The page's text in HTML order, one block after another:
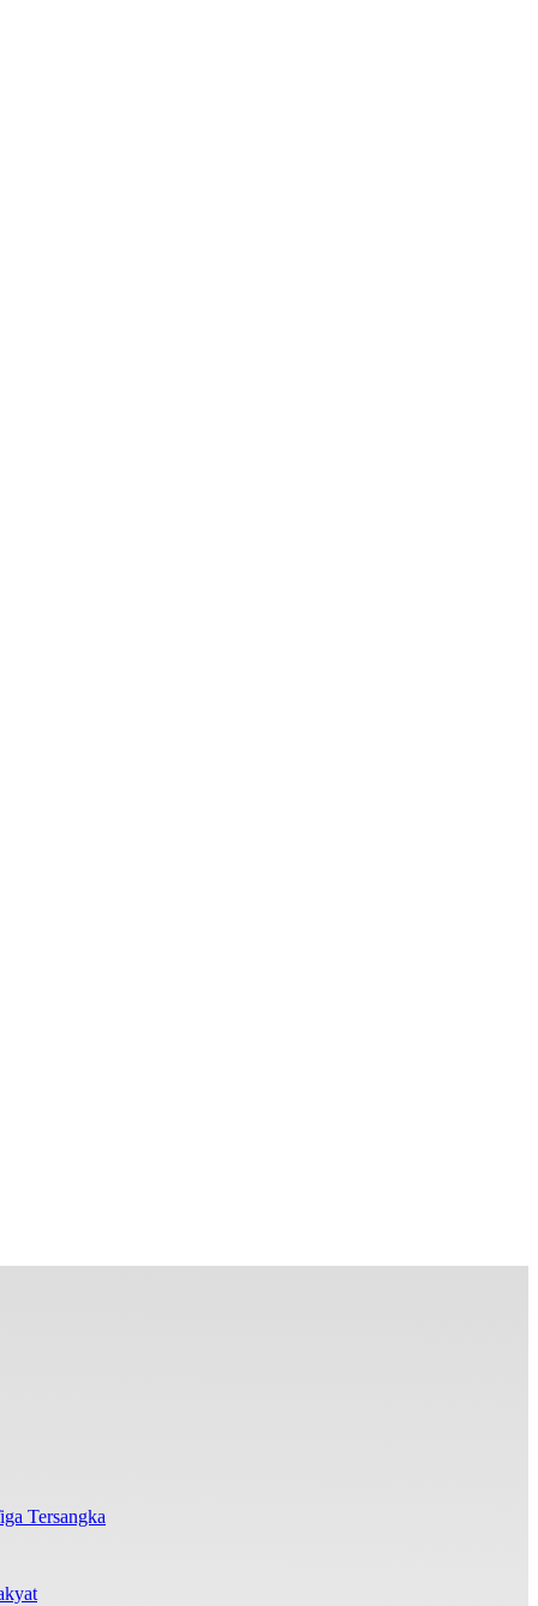
Tersangka